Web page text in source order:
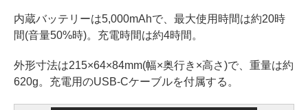
内蔵バッテリーは5,000mAhで、最大使用時間は約20時
間(音量50%時)。充電時間は約4時間。
外形寸法は215×64×84mm(幅×奥行き×高さ)で、重量は約
620g。充電用のUSB-Cケーブルを付属する。